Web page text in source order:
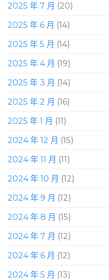
2025 年 7 月 (20)
2025 年 6 月 (14)
2025 年 5 月 (14)
2025 年 4 月 (19)
2025 年 3 月 (14)
2025 年 2 月 (16)
2025 年 1 月 (11)
2024 年 12 月 (15)
2024 年 11 月 (11)
2024 年 10 月 (12)
2024 年 9 月 (12)
2024 年 8 月 (15)
2024 年 7 月 (12)
2024 年 6 月 (12)
2024 年 5 月 (13)